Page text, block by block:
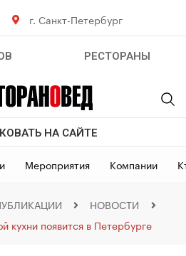
г. Санкт-Петербург
РЕСТОРАНЫ
НА САЙТЕ
Мероприятия Компании
НОВОСТИ
кухни появится в Петербурге